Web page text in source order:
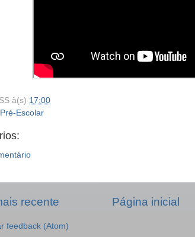
à(s) 17:00
Pré-Escolar
recente Página inicial
feedback (Atom)